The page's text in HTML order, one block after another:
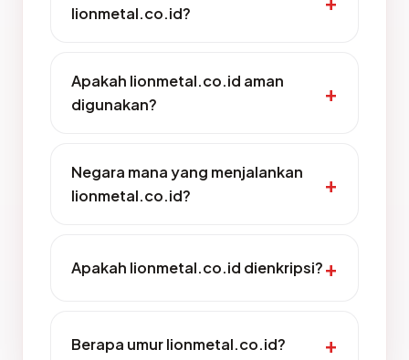
lionmetal.co.id?
Apakah lionmetal.co.id aman
digunakan?
Negara mana yang menjalankan
lionmetal.co.id?
Apakah lionmetal.co.id dienkripsi?
Berapa umur lionmetal.co.id?